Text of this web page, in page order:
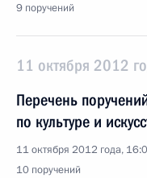
9 поручений
11 октября 2012
Перечень
по культуре и
11 октября 2012 года,
10 поручений